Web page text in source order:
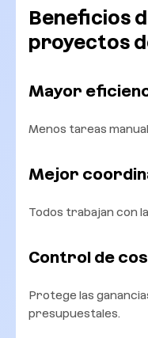
Beneficios
proyectos
Mayor
Menos tareas
Mejor
Todos trabajan con
Control de
Protege las
presupuestales.